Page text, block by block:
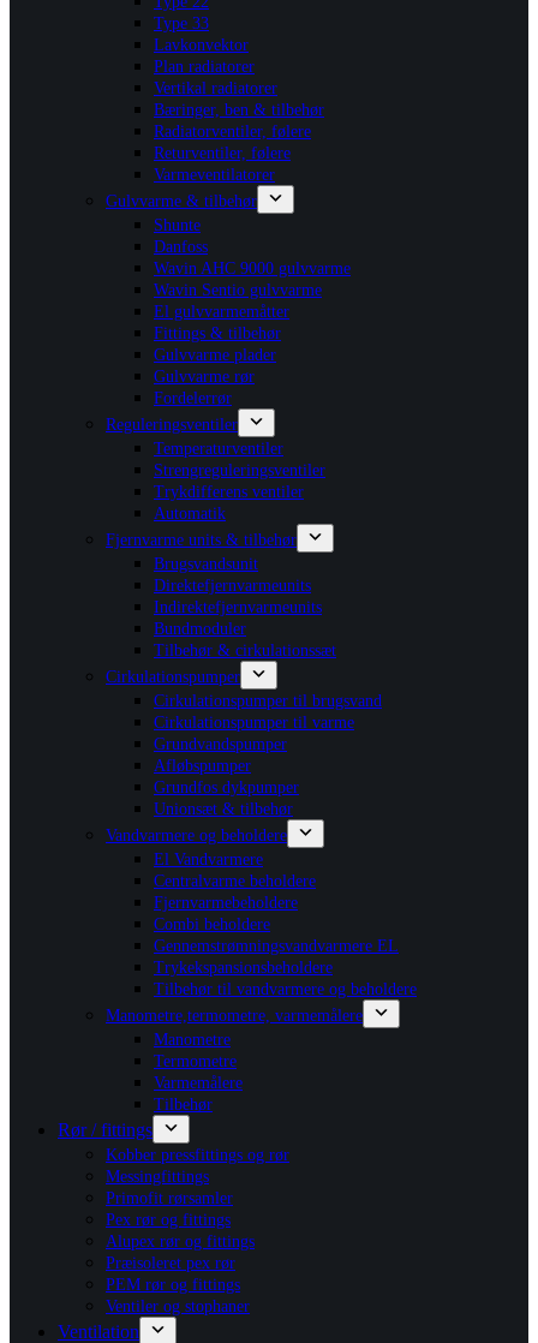
Type 33
Lavkonvektor
Plan radiatorer
Vertikal radiatorer
Bæringer, ben & tilbehør
Radiatorventiler, følere
Returventiler, følere
Varmeventilatorer
Gulvvarme & tilbehør
Shunte
Danfoss
Wavin AHC 9000 gulvvarme
Wavin Sentio gulvvarme
El gulvvarmemåtter
Fittings & tilbehør
Gulvvarme plader
Gulvvarme rør
Fordelerrør
Reguleringsventiler
Temperaturventiler
Strengreguleringsventiler
Trykdifferens ventiler
Automatik
Fjernvarme units & tilbehør
Brugsvandsunit
Direktefjernvarmeunits
Indirektefjernvarmeunits
Bundmoduler
Tilbehør & cirkulationssæt
Cirkulationspumper
Cirkulationspumper til brugsvand
Cirkulationspumper til varme
Grundvandspumper
Afløbspumper
Grundfos dykpumper
Unionsæt & tilbehør
Vandvarmere og beholdere
El Vandvarmere
Centralvarme beholdere
Fjernvarmebeholdere
Combi beholdere
Gennemstrømningsvandvarmere EL
Trykekspansionsbeholdere
Tilbehør til vandvarmere og beholdere
Manometre,termometre, varmemålere
Manometre
Termometre
Varmemålere
Tilbehør
Rør / fittings
Kobber pressfittings og rør
Messingfittings
Primofit rørsamler
Pex rør og fittings
Alupex rør og fittings
Præisoleret pex rør
PEM rør og fittings
Ventiler og stophaner
Ventilation